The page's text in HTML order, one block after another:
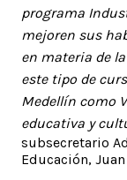
programa
mejoren sus
en materia de
este tipo de
Medellín como
educativa y
subsecretario
Educación,